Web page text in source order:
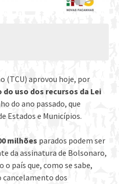
(TCU) aprovou hoje, por
uso dos recursos da Lei
do ano passado, que
Estados e Municípios.
milhões parados podem ser
da assinatura de Bolsonaro,
país que, como se sabe,
cancelamento dos